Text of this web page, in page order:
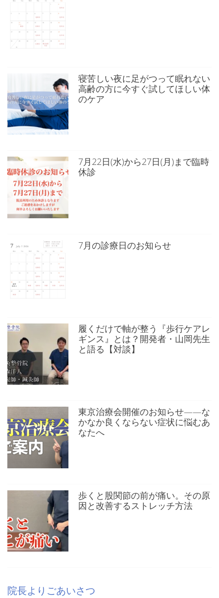
寝苦しい夜に足がつって眠れない
高齢の方に今すぐ試してほしい体
のケア
7月22日(水)から27日(月)まで臨時
休診
7月の診療日のお知らせ
履くだけで軸が整う『歩行ケアレ
ギンス』とは？開発者・山岡先生
と語る【対談】
東京治療会開催のお知らせ——な
かなか良くならない症状に悩むあ
なたへ
歩くと股関節の前が痛い。その原
因と改善するストレッチ方法
院長よりごあいさつ